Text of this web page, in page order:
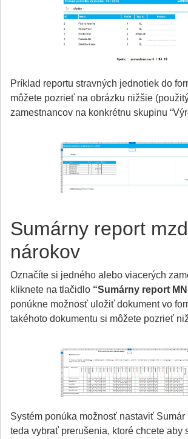
Príklad reportu stravných jednotiek do
môžete pozrieť na obrázku nižšie
zamestnancov na konkrétnu skupinu
Sumárny report
nárokov
Označíte si jedného alebo viacerých
kliknete na tlačidlo “Sumárny report
ponúkne možnosť uložiť dokument vo
takéhoto dokumentu si môžete pozrieť
Systém ponúka možnosť nastaviť Sumár
teda vybrať prerušenia, ktoré chcete aby